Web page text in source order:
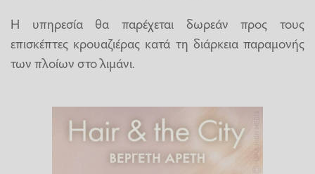
Η υπηρεσία θα παρέχεται δωρεάν προς τους
επισκέπτες κρουαζιέρας κατά τη διάρκεια παραμονής
των πλοίων στο λιμάνι.